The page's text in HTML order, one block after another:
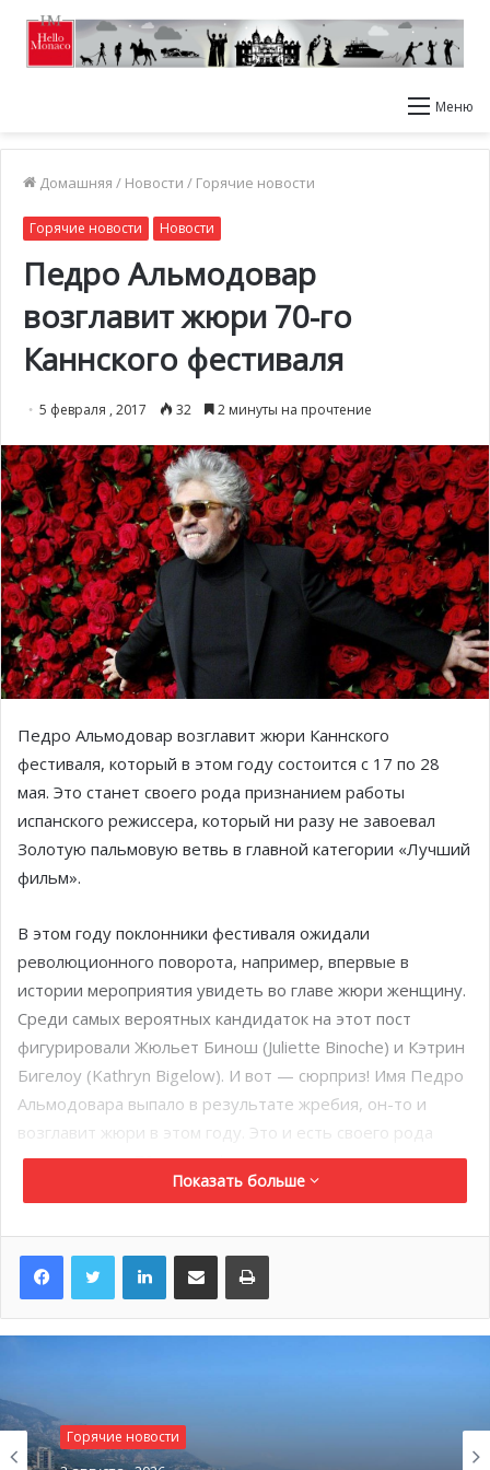
Меню
Домашняя / Новости / Горячие новости
Горячие новости Новости
Педро Альмодовар
возглавит жюри 70-го
Каннского фестиваля
5 февраля , 2017 32 2 минуты на прочтение
Педро Альмодовар возглавит жюри Каннского
фестиваля, который в этом году состоится с 17 по 28
мая. Это станет своего рода признанием работы
испанского режиссера, который ни разу не завоевал
Золотую пальмовую ветвь в главной категории «Лучший
фильм».
В этом году поклонники фестиваля ожидали
революционного поворота, например, впервые в
истории мероприятия увидеть во главе жюри женщину.
Среди самых вероятных кандидаток на этот пост
фигурировали Жюльет Бинош (Juliette Binoche) и Кэтрин
Бигелоу (Kathryn Bigelow). И вот — сюрприз! Имя Педро
Альмодовара выпало в результате жребия, он-то и
возглавит жюри в этом году. Это и есть своего рода
новаторство к 70-летию фестиваля, которого многие так
ждали, ведь за всю историю испанец впервые возглавит
Показать больше
LinkedInПоделиться по электронной почте Распечатать
Горячие новости